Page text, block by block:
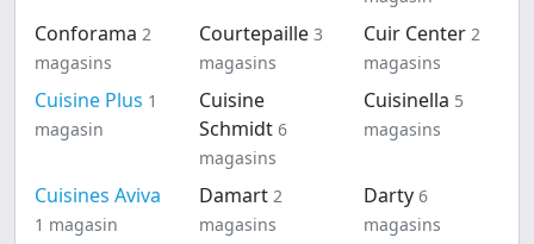
Conforama 2
magasins
Courtepaille 3
magasins
Cuir Center 2
magasins
Cuisine Plus 1
magasin
Cuisine
Schmidt 6
magasins
Cuisinella 5
magasins
Cuisines Aviva
1 magasin
Damart 2
magasins
Darty 6
magasins